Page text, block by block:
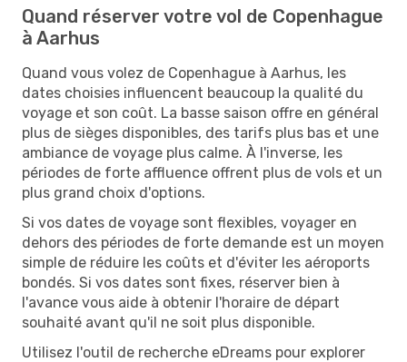
Quand réserver votre vol de Copenhague
à Aarhus
Quand vous volez de Copenhague à Aarhus, les
dates choisies influencent beaucoup la qualité du
voyage et son coût. La basse saison offre en général
plus de sièges disponibles, des tarifs plus bas et une
ambiance de voyage plus calme. À l'inverse, les
périodes de forte affluence offrent plus de vols et un
plus grand choix d'options.
Si vos dates de voyage sont flexibles, voyager en
dehors des périodes de forte demande est un moyen
simple de réduire les coûts et d'éviter les aéroports
bondés. Si vos dates sont fixes, réserver bien à
l'avance vous aide à obtenir l'horaire de départ
souhaité avant qu'il ne soit plus disponible.
Utilisez l'outil de recherche eDreams pour explorer